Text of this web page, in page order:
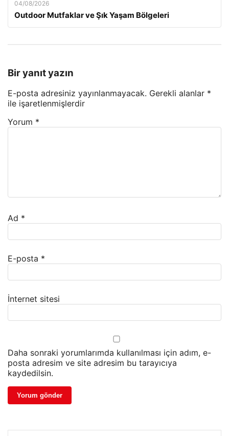
04/08/2026
Outdoor Mutfaklar ve Şık Yaşam Bölgeleri
Bir yanıt yazın
E-posta adresiniz yayınlanmayacak. Gerekli alanlar *
ile işaretlenmişlerdir
Yorum *
Ad *
E-posta *
İnternet sitesi
Daha sonraki yorumlarımda kullanılması için adım, e-
posta adresim ve site adresim bu tarayıcıya
kaydedilsin.